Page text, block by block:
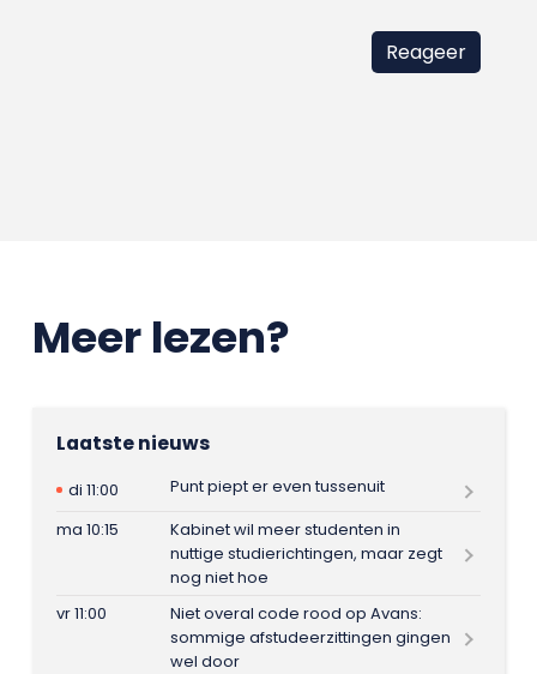
Meer lezen?
Laatste nieuws
di 11:00
Punt piept er even tussenuit
ma 10:15
Kabinet wil meer studenten in
nuttige studierichtingen, maar zegt
nog niet hoe
vr 11:00
Niet overal code rood op Avans:
sommige afstudeerzittingen gingen
wel door